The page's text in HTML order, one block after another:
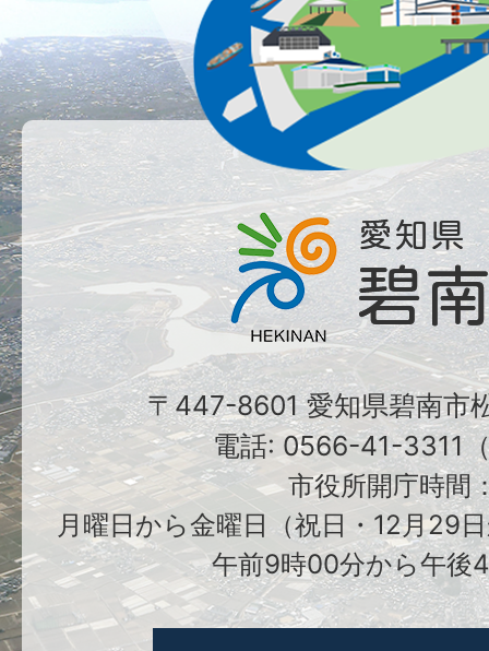
〒447-8601 愛知県碧南市
電話: 0566-41-3311
市役所開庁時間
月曜日から金曜日（祝日・12月29
午前9時00分から午後